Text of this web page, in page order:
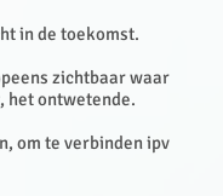
in de toekomst.
zichtbaar waar
het ontwetende.
om te verbinden ipv